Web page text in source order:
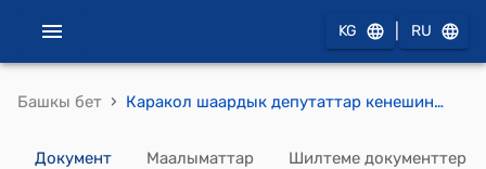
KG RU
Башкы бет › Каракол шаардык депутаттар кенешинин 2019-жылдын 04-ноябрындагы №27-30/6 "Жаңы мусулман бейитин курчоо үчүн акча каражатын бѳлүп берүү жѳнүндѳ" токтому
Документ Маалыматтар Шилтеме документтер